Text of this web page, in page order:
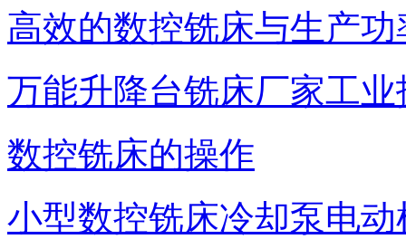
高效的数控铣床与生产
万能升降台铣床厂家工
数控铣床的操作
小型数控铣床冷却泵电